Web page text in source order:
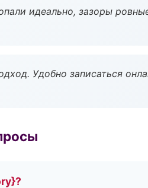
идеально, зазоры
Удобно записаться